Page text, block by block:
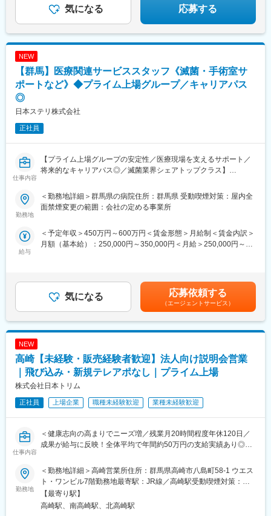
気になる 応募する
NEW
【群馬】医療関連サービススタッフ《滅菌・手術室サ
ポートなど》◆プライム上場グループ／キャリアパス
◎
日本ステリ株式会社
正社員
仕事内容
【プライム上場グループの安定性／医療現場を支えるサポート／
将来的なキャリアパス◎／滅菌業界シェアトップクラス】
【業務概要】
医療器材滅菌サービスを始めとし、医療機関に対し総合医療関連
【業務詳細】
＜滅菌業務とは＞
利用された医療器材は清潔にしなければ次の患者様に利用するこ
とができない為、「回収→洗浄→滅菌→配給」といった一連の業
務を行って頂き、安全で確実な滅菌器材の提供を行っています。
＜手術室サポート業務とは＞
医療従事者の方々が次の手術に専念できるように手術室内の清掃
や物品補充、ガウン介助といった業務を幅広く行い手術室運営を
サポートしています。
【配属先について】
通勤可能な施設を優先的に配慮します。通勤時間の目安は 1時間
40分以内 です。
【キャリアパス】
経験を積んだ後は、リーダー業務や施設責任者としてご活躍いた
だき、将来的には複数の施設をまとめるようなエリアマネージャ
勤務地
＜勤務地詳細＞群馬県の病院住所：群馬県 受動喫煙対策：屋内全
面禁煙変更の範囲：会社の定める事業所
給与
＜予定年収＞450万円～600万円＜賃金形態＞月給制＜賃金内訳＞
月額（基本給）：250,000円～350,000円＜月給＞250,000円～
性があります。月給(月額)は固定手当を含めた表記です。
気になる 応募依頼する
（エージェントサービス）
NEW
高崎【未経験・販売経験者歓迎】法人向け説明会営業
｜飛び込み・新規テレアポなし｜プライム上場
株式会社日本トリム
正社員 上場企業 職種未経験歓迎 業種未経験歓迎
仕事内容
＜健康志向の高まりでニーズ増／残業月20時間程度年休120日／
成果が給与に反映！全体平均で年間約50万円の支給実績あり◎＞
【仕事の内容】
当社は、東証プライム上場の電解水素水整水器メーカーです。
今回募集するのは、法人企業の従業員様向けに製品説明会・体験
会を行う営業職です。
新規飛び込みや無作為なテレアポではなく、代理店からの紹介先
勤務地
＜勤務地詳細＞高崎営業所住所：群馬県高崎市八島町58-1 ウエス
ト・ワンビル7階勤務地最寄駅：JR線／高崎駅受動喫煙対策：屋
内全面禁煙変更の範囲：会社の定める事業所
【最寄り駅】
高崎駅、南高崎駅、北高崎駅